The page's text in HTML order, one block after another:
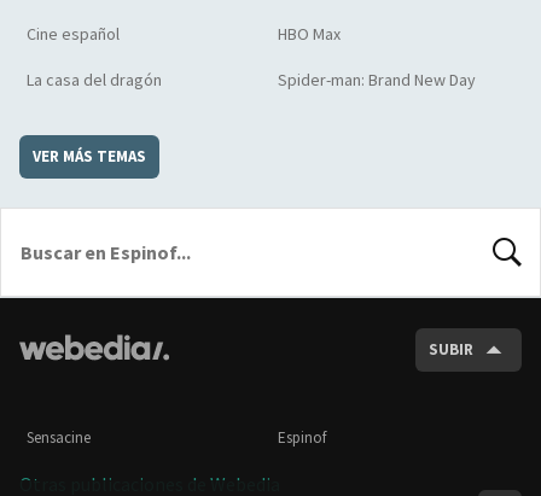
Cine español HBO Max
La casa del dragón Spider-man: Brand New Day
VER MÁS TEMAS
SUBIR
Sensacine Espinof
Otras publicaciones de Webedia